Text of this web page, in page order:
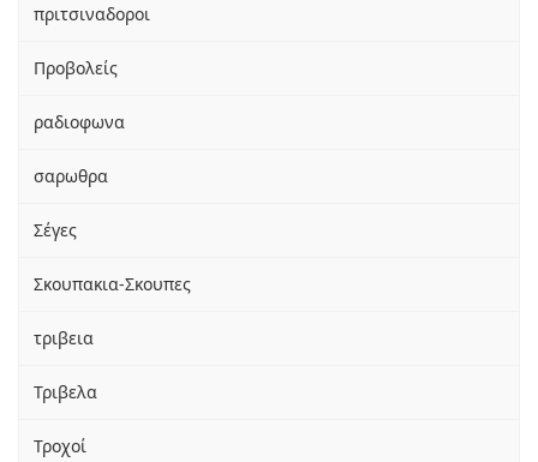
πριτσιναδοροι
Προβολείς
ραδιοφωνα
σαρωθρα
Σέγες
Σκουπακια-Σκουπες
τριβεια
Τριβελα
Τροχοί